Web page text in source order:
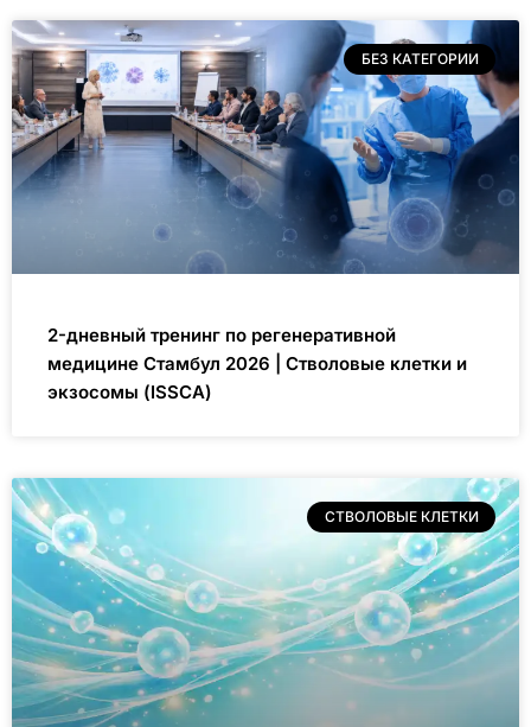
БЕЗ КАТЕГОРИИ
2-дневный тренинг по регенеративной
медицине Стамбул 2026 | Стволовые клетки и
экзосомы (ISSCA)
СТВОЛОВЫЕ КЛЕТКИ